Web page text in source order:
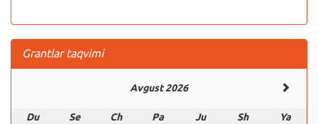
Grantlar taqvimi
Avgust 2026
Du Se Ch Pa Ju Sh
Ya